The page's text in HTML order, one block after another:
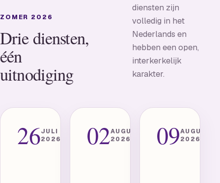
ZOMER 2026
Drie diensten,
één
uitnodiging
diensten zijn
volledig in het
Nederlands en
hebben een open,
interkerkelijk
karakter.
26JULI
2026
NEDERLANDSTALIGE
AVONDDIENST
02AUGUSTUS
2026
AVONDDIENST
092026